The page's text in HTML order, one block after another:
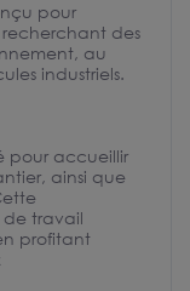
pour
recherchant des
au
industriels.
pour accueillir
ainsi que
de travail
profitant